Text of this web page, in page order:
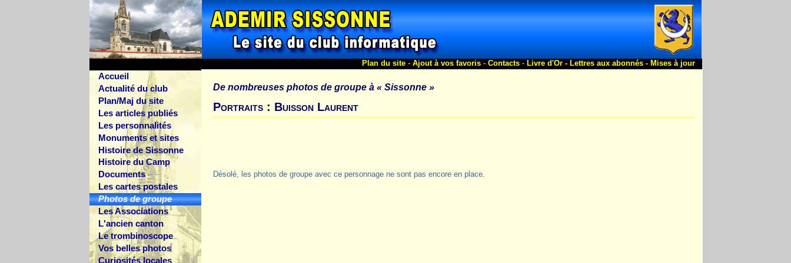
Accueil
Actualité du club
Plan/Maj du site
Les articles publiés
Les personnalités
Monuments et sites
Histoire de Sissonne
Histoire du Camp
Documents
Les cartes postales
Photos de groupe
Les Associations
L'ancien canton
Le trombinoscope
Vos belles photos
Curiosités locales
Plan du site- Ajout à vos favoris- Contacts- Livre d'Or - Lettres aux abonnés - Mises à jour
De nombreuses photos de groupe à « Sissonne »
Portraits : Buisson Laurent
Désolé, les photos de groupe avec ce personnage ne sont pas encore en place.